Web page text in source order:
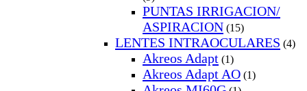
PUNTAS IRRIGACION/
ASPIRACION (15)
LENTES INTRAOCULARES (4)
Akreos Adapt (1)
Akreos Adapt AO (1)